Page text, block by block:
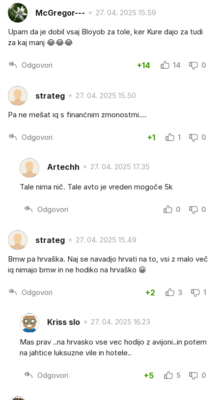
McGregor--- 27. 04. 2025 15.59
Upam da je dobil vsaj Bloyob za tole, ker Kure dajo za tudi
za kaj manj 😂😂😂
Odgovori +14 14 0
strateg 27. 04. 2025 15.50
Pa ne mešat iq s finanćnim zmonostmi....
Odgovori +1 1 0
Artechh 27. 04. 2025 17.35
Tale nima nič. Tale avto je vreden mogoče 5k
Odgovori 0 0
strateg 27. 04. 2025 15.49
Bmw pa hrvaška. Naj se navadjo hrvati na to, vsi z malo več
iq nimajo bmw in ne hodiko na hrvaško 😀
Odgovori +2 3 1
Kriss slo 27. 04. 2025 16.23
Mas prav ..na hrvasko vse vec hodijo z avijoni..in potem
na jahtice luksuzne vile in hotele..
Odgovori +5 5 0